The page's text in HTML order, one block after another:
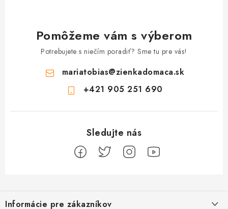
Pomôžeme vám s výberom
Potrebujete s niečím poradiť? Sme tu pre vás!
mariatobias@zienkadomaca.sk
+421 905 251 690
Informácie pre zákazníkov